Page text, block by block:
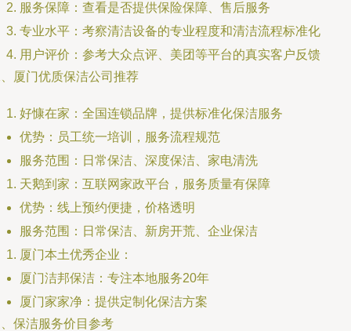
服务保障：查看是否提供保险保障、售后服务
专业水平：考察清洁设备的专业程度和清洁流程标准化
用户评价：参考大众点评、美团等平台的真实客户反馈
厦门优质保洁公司推荐
好慷在家：全国连锁品牌，提供标准化保洁服务
优势：员工统一培训，服务流程规范
服务范围：日常保洁、深度保洁、家电清洗
天鹅到家：互联网家政平台，服务质量有保障
优势：线上预约便捷，价格透明
服务范围：日常保洁、新房开荒、企业保洁
厦门本土优秀企业：
厦门洁邦保洁：专注本地服务20年
厦门家家净：提供定制化保洁方案
保洁服务价目参考